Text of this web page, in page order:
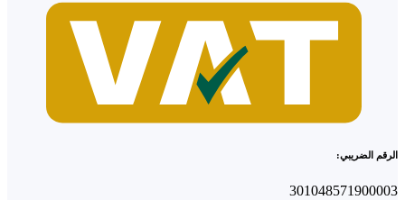
الرقم الضريبي:
301048571900003